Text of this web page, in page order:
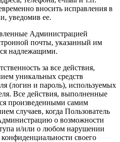
вносить исправления в
уведомив ее.
Администрацией
почты, указанный им
надлежащими.
за все действия,
уникальных средств
(логин и пароль), используемых
Все действия, выполненные
произведенными самим
случаев, когда Пользователь
о возможности
и/или о любом нарушении
своего